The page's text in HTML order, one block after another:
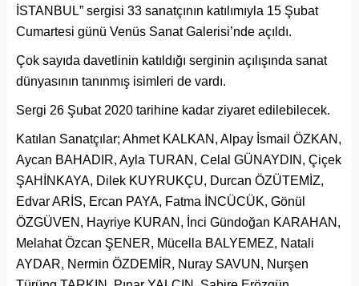
İSTANBUL” sergisi 33 sanatçının katılımıyla 15 Şubat
Cumartesi günü Venüs Sanat Galerisi’nde açıldı.
Çok sayıda davetlinin katıldığı serginin açılışında sanat
dünyasının tanınmış isimleri de vardı.
Sergi 26 Şubat 2020 tarihine kadar ziyaret edilebilecek.
Katılan Sanatçılar; Ahmet KALKAN, Alpay İsmail ÖZKAN,
Aycan BAHADIR, Ayla TURAN, Celal GÜNAYDIN, Çiçek
ŞAHİNKAYA, Dilek KUYRUKÇU, Durcan ÖZÜTEMİZ,
Edvar ARİS, Ercan PAYA, Fatma İNCÜCÜK, Gönül
ÖZGÜVEN, Hayriye KURAN, İnci Gündoğan KARAHAN,
Melahat Özcan ŞENER, Mücella BALYEMEZ, Natali
AYDAR, Nermin ÖZDEMİR, Nuray SAVUN, Nurşen